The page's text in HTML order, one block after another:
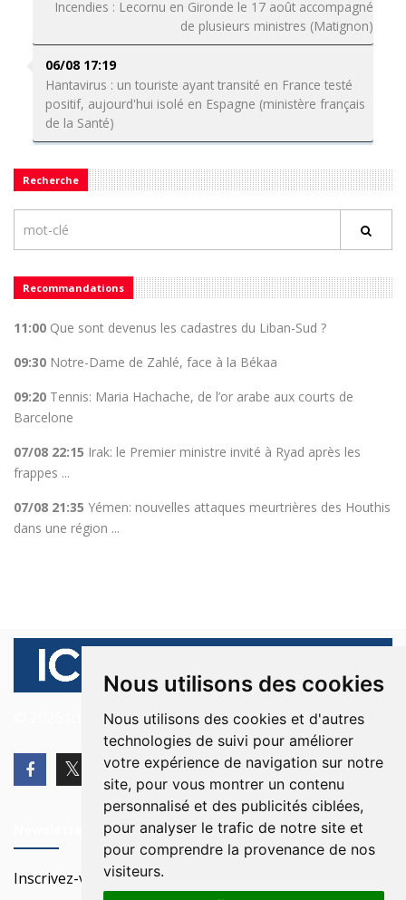
Nous utilisons des cookies
Nous utilisons des cookies et d'autres
technologies de suivi pour améliorer
votre expérience de navigation sur notre
site, pour vous montrer un contenu
personnalisé et des publicités ciblées,
pour analyser le trafic de notre site et
pour comprendre la provenance de nos
visiteurs.
Incendies : Lecornu en Gironde le 17 août accompagné
de plusieurs ministres (Matignon)
06/08 17:19
Hantavirus : un touriste ayant transité en France testé
positif, aujourd'hui isolé en Espagne (ministère français
de la Santé)
Recherche
Recommandations
11:00 Que sont devenus les cadastres du Liban-Sud ?
09:30 Notre-Dame de Zahlé, face à la Békaa
09:20 Tennis: Maria Hachache, de l’or arabe aux courts de
Barcelone
07/08 22:15 Irak: le Premier ministre invité à Ryad après les
frappes ...
07/08 21:35 Yémen: nouvelles attaques meurtrières des Houthis
dans une région ...
© 2026 Ici Beyrouth. Tous les droits sont réservés.
Inscrivez-vous à notre Newsletter